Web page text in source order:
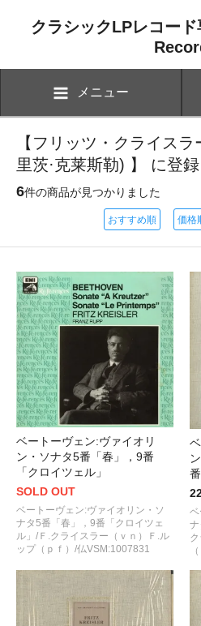
クラシックLPレコー
メニュー
【フリッツ・クライス
里茨·克莱斯勒) 】 に登
6件の商品が見つかりました
おすすめ順 価格
ベートーヴェン:ヴァイオリ
ン・ソナタ5番「春」，9番
「クロイツェル」
SOLD OUT
ベートーヴェン:ヴァイオリン・ソ
ナタ5番「春」，9番「クロイツェ
ル」/Ｆ.クライスラー（ｖｎ）Ｆ.ル
ップ（ｐｆ）/仏VSM:1007831
ベ
ナ